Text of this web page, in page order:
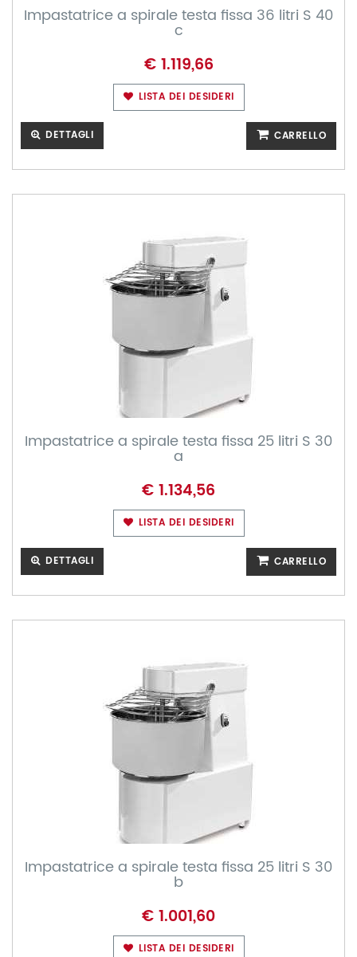
Impastatrice a spirale testa fissa 36 litri S 40
c
€ 1.119,66
LISTA DEI DESIDERI
DETTAGLI CARRELLO
Impastatrice a spirale testa fissa 25 litri S 30
a
€ 1.134,56
LISTA DEI DESIDERI
DETTAGLI CARRELLO
Impastatrice a spirale testa fissa 25 litri S 30
b
€ 1.001,60
LISTA DEI DESIDERI